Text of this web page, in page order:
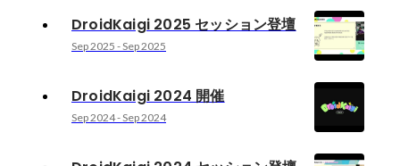
DroidKaigi 2025 セッション登壇
Sep 2025 -Sep 2025
DroidKaigi 2024 開催
Sep 2024-Sep 2024